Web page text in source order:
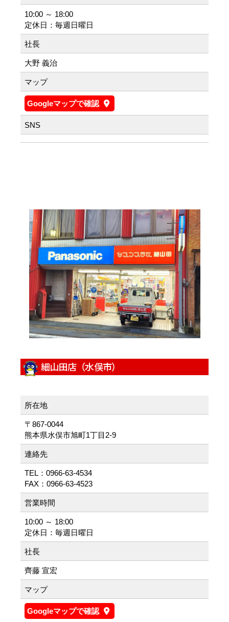
10:00 ～ 18:00
定休日：毎週日曜日
社長
大野 義治
マップ
Googleマップで確認
SNS
細山田店（水俣市）
所在地
〒867-0044
熊本県水俣市旭町1丁目2-9
連絡先
TEL：0966-63-4534
FAX：0966-63-4523
営業時間
10:00 ～ 18:00
定休日：毎週日曜日
社長
齊藤 宣宏
マップ
Googleマップで確認